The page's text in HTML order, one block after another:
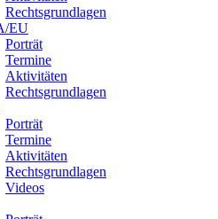
Rechtsgrundlagen
EU
Porträt
Termine
Aktivitäten
Rechtsgrundlagen
Porträt
Termine
Aktivitäten
Rechtsgrundlagen
Videos